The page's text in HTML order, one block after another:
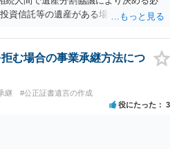
の意思による問題です。まずは、母親
」旨を明確に伝えてもらい、委任状の
て書面で回答を求めることが考えられ
には、母親本人の意思能力や真意、兄
て、別の弁護士に資料（遺言書案、委
の連絡履歴、兄とのやり取り等）を
います。
資信託等の遺産がある場合に、どの遺
ような分け方をするのか等について
より決める必要があります）。
む場合の事業承継方法につ
継 #公正証書遺言の作成
役にたった 3